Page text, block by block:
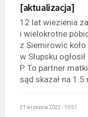
[aktualizacja]
12 lat wiezienia
i wielokrotne
z Siemirowic
w Słupsku
P. To partner
sąd skazał na 1.5
21 września 2022 - 10:51